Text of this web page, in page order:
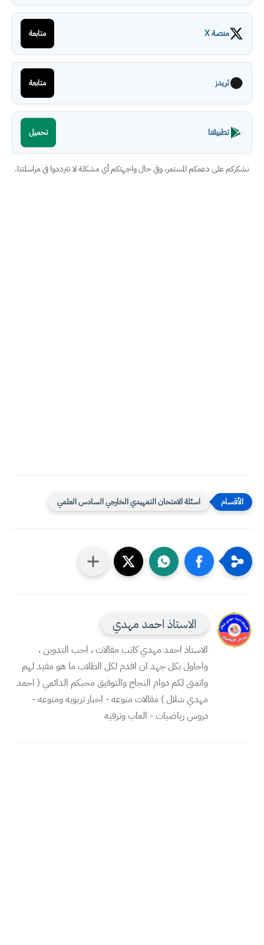
منصة X متابعة
ثريدز متابعة
تطبيقنا تحميل
نشكركم على دعمكم المستمر، وفي حال واجهتكم أي مشكلة لا تترددوا في مراسلتنا.
اسئلة الامتحان التمهيدي الخارجي السادس العلمي
الاستاذ احمد مهدي
الاستاذ احمد مهدي كاتب مقالات ، احب التدوين ،
واحاول بكل جهد ان اقدم لكل الطلاب ما هو مفيد لهم
واتمنى لكم دوام النجاح والتوفيق محبكم الدائمي ( احمد
مهدي شلال ) مقالات منوعه - اخبار تربويه ومنوعه -
دروس رياضيات - العاب وترفيه